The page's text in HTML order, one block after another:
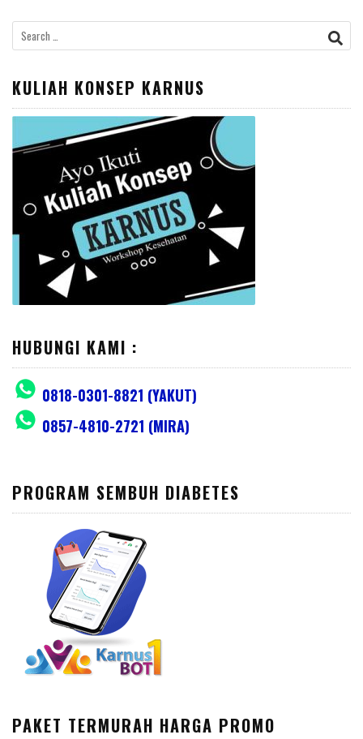
Search
for:
KULIAH KONSEP KARNUS
HUBUNGI KAMI :
0818-0301-8821 (YAKUT)
0857-4810-2721 (MIRA)
PROGRAM SEMBUH DIABETES
PAKET TERMURAH HARGA PROMO